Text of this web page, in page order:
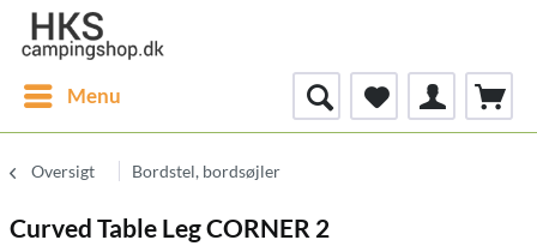
Menu
Oversigt Bordstel, bordsøjler
Curved Table Leg CORNER 2